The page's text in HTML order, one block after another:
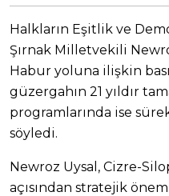
Halkların Eşitlik ve
Şırnak Milletvekili
Habur yoluna ilişkin
güzergahın 21 yıldır
programlarında ise
söyledi.
Newroz Uysal, Cizre-
açısından stratejik